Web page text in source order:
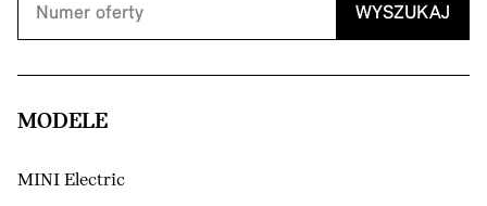
WYSZUKAJ
MODELE
MINI Electric